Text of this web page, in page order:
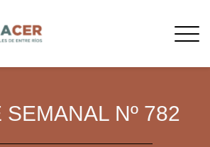
SEMANAL Nº 782